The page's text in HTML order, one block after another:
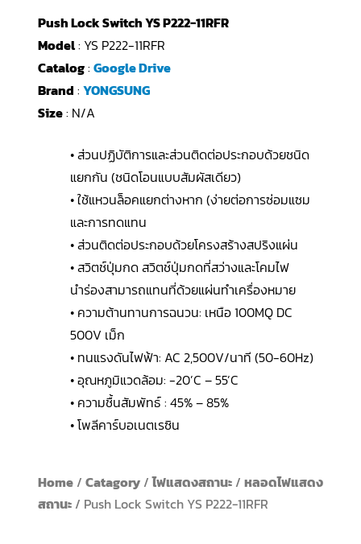
Push Lock Switch YS P222-11RFR
Model: YS P222-11RFR
Catalog: Google Drive
Brand : YONGSUNG
Size: N/A
• ส่วนปฏิบัติการและส่วนติดต่อประกอบด้วยชนิด
แยกกัน (ชนิดโอนแบบสัมผัสเดียว)
• ใช้แหวนล็อคแยกต่างหาก (ง่ายต่อการซ่อมแซม
และการทดแทน
• ส่วนติดต่อประกอบด้วยโครงสร้างสปริงแผ่น
• สวิตช์ปุ่มกด สวิตช์ปุ่มกดที่สว่างและโคมไฟ
นำร่องสามารถแทนที่ด้วยแผ่นทำเครื่องหมาย
• ความต้านทานการฉนวน: เหนือ 100MQ DC
500V เม็ก
• ทนแรงดันไฟฟ้า: AC 2,500V/นาที (50-60Hz)
• อุณหภูมิแวดล้อม: -20’C – 55’C
• ความชื้นสัมพัทธ์ : 45% – 85%
• โพลีคาร์บอเนตเรซิน
Home/ Catagory/ไฟแสดงสถานะ/ หลอดไฟแสดง
สถานะ/ Push Lock Switch YS P222-11RFR